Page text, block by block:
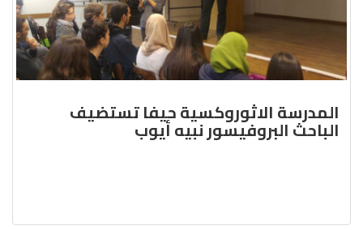
المدرسة الاثوروكسية حيفا تستضيف
الباحث البروفيسور نبيه أيوب